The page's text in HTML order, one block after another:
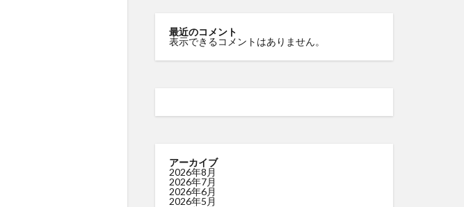
最近のコメント
表示できるコメントはありません。
アーカイブ
2026年8月
2026年7月
2026年6月
2026年5月